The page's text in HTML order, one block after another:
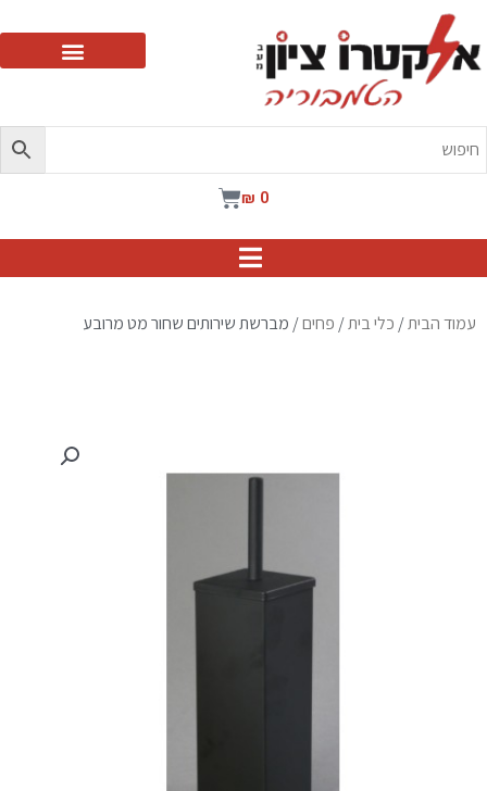
₪ 0
עגלת
עמוד הבית/ כלי בית/ פחים/ מברשת שירותים שחור מט מרובע